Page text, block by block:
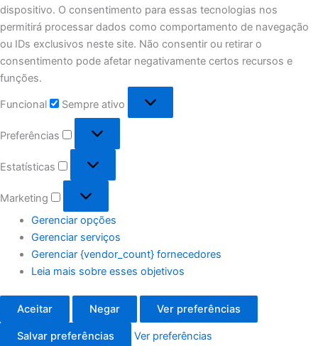
dispositivo. O consentimento para essas tecnologias nos
permitirá processar dados como comportamento de navegação
ou IDs exclusivos neste site. Não consentir ou retirar o
consentimento pode afetar negativamente certos recursos e
funções.
Funcional Sempre ativo
Preferências
Estatísticas
Marketing
Gerenciar opções
Gerenciar serviços
Gerenciar {vendor_count} fornecedores
Leia mais sobre esses objetivos
Aceitar Negar Ver preferências
Salvar preferências
Ver preferências